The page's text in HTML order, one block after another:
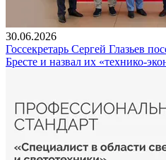
30.06.2026
Госсекретарь Сергей Глазьев
Бресте и назвал их «технико-